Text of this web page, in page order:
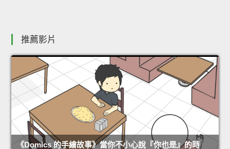
推薦影片
《Domics 的手繪故事》當你不小心說『你也是』的時